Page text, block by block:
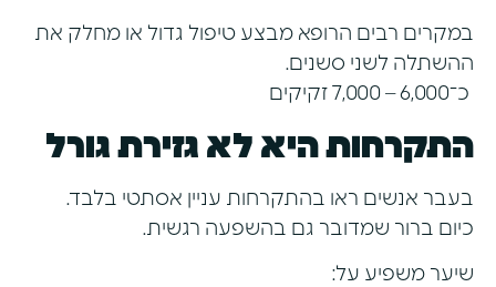
במקרים רבים הרופא מבצע טיפול גדול או מחלק את
ההשתלה לשני סשנים.
כ־6,000 – 7,000 זקיקים
התקרחות היא לא גזירת גורל
בעבר אנשים ראו בהתקרחות עניין אסתטי בלבד.
כיום ברור שמדובר גם בהשפעה רגשית.
שיער משפיע על: